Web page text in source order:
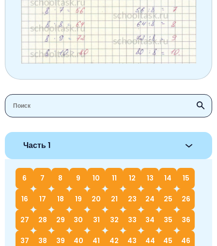
Часть 1
6 7 8 9 10 11 12 13 14 15
16 17 18 19 20 21 23 24 25 26
27 28 29 30 31 32 33 34 35 36
37 38 39 40 41 42 43 44 45 46